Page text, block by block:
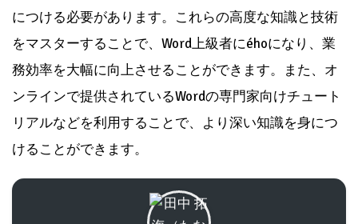
につける必要があります。これらの高度な知識と技術
をマスターすることで、Word上級者にéhoになり、業
務効率を大幅に向上させることができます。また、オ
ンラインで提供されているWordの専門家向けチュート
リアルなどを利用することで、より深い知識を身につ
けることができます。